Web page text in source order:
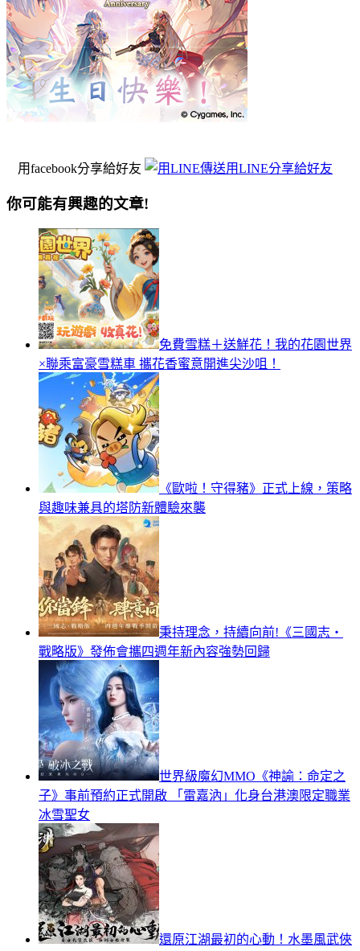
用facebook分享給好友 用LINE分享給好友
你可能有興趣的文章!
免費雪糕＋送鮮花！我的花園世界
×聯乘富豪雪糕車 攜花香蜜意開進尖沙咀！
《歐啦！守得豬》正式上線，策略
與趣味兼具的塔防新體驗來襲
秉持理念，持續向前!《三國志‧
戰略版》發佈會攜四週年新內容強勢回歸
世界級魔幻MMO《神諭：命定之
子》事前預約正式開啟 「雷嘉汭」化身台港澳限定職業
冰雪聖女
還原江湖最初的心動！水墨風武俠